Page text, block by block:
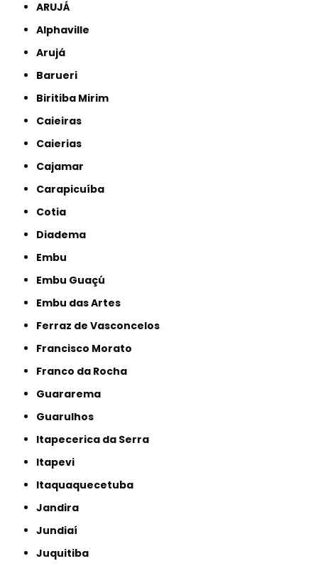
ARUJÁ
Alphaville
Arujá
Barueri
Biritiba Mirim
Caieiras
Caierias
Cajamar
Carapicuíba
Cotia
Diadema
Embu
Embu Guaçú
Embu das Artes
Ferraz de Vasconcelos
Francisco Morato
Franco da Rocha
Guararema
Guarulhos
Itapecerica da Serra
Itapevi
Itaquaquecetuba
Jandira
Jundiaí
Juquitiba